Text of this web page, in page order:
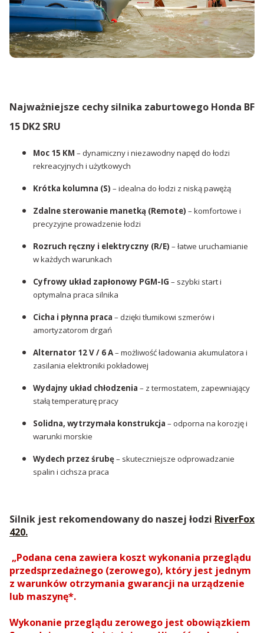
Najważniejsze cechy silnika zaburtowego Honda BF
15 DK2 SRU
Moc 15 KM – dynamiczny i niezawodny napęd do łodzi
rekreacyjnych i użytkowych
Krótka kolumna (S) – idealna do łodzi z niską pawężą
Zdalne sterowanie manetką (Remote) – komfortowe i
precyzyjne prowadzenie łodzi
Rozruch ręczny i elektryczny (R/E) – łatwe uruchamianie
w każdych warunkach
Cyfrowy układ zapłonowy PGM-IG – szybki start i
optymalna praca silnika
Cicha i płynna praca – dzięki tłumikowi szmerów i
amortyzatorom drgań
Alternator 12 V / 6 A– możliwość ładowania akumulatora i
zasilania elektroniki pokładowej
Wydajny układ chłodzenia – z termostatem, zapewniający
stałą temperaturę pracy
Solidna, wytrzymała konstrukcja – odporna na korozję i
warunki morskie
Wydech przez śrubę– skuteczniejsze odprowadzanie
spalin i cichsza praca
Silnik jest rekomendowany do naszej łodzi RiverFox
420.
„Podana cena zawiera koszt wykonania przeglądu
przedsprzedażnego (zerowego), który jest jednym
z warunków otrzymania gwarancji na urządzenie
lub maszynę*.
Wykonanie przeglądu zerowego jest obowiązkiem